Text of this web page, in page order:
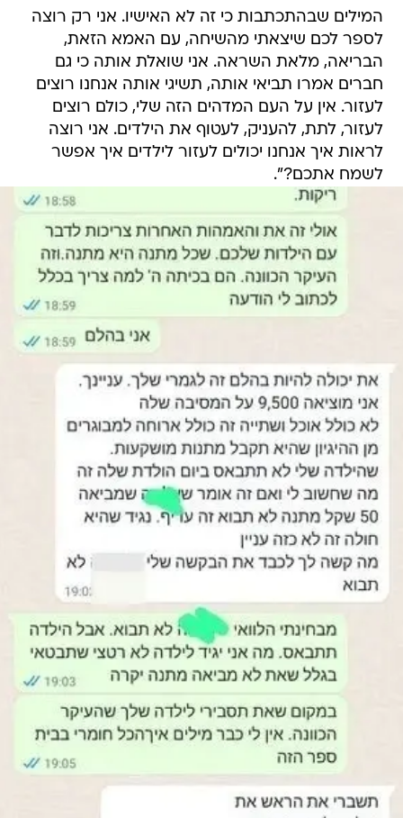
המילים שבהתכתבות כי זה לא האישיו. אני רק רוצה
לספר לכם שיצאתי מהשיחה, עם האמא הזאת,
הבריאה, מלאת השראה. אני שואלת אותה כי גם
חברים אמרו תביאי אותה, תשיגי אותה אנחנו רוצים
לעזור. אין על העם המדהים הזה שלי, כולם רוצים
לעזור, לתת, להעניק, לעטוף את הילדים. אני רוצה
לראות איך אנחנו יכולים לעזור לילדים איך אפשר
לשמח אתכם?".